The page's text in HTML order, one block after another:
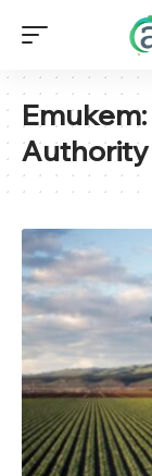
Етикет:
Authority